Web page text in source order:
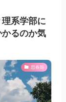
系学部に
るのか気
思春期